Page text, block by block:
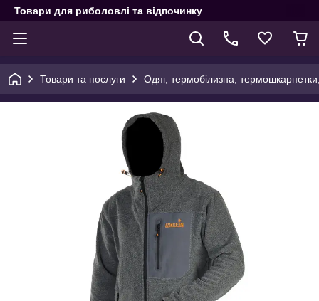
Товари для риболовлі та відпочинку
Товари та послуги Одяг, термобілизна,